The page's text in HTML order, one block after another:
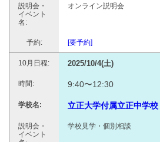
オンライン説明会
[要予約]
2025/10/4(土)
9:40〜12:30
立正大学付属立正中学校
学校見学・個別相談